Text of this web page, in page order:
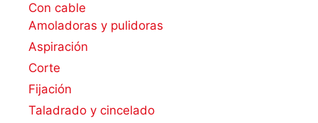
Con cable
Amoladoras y pulidoras
Aspiración
Corte
Fijación
Taladrado y cincelado